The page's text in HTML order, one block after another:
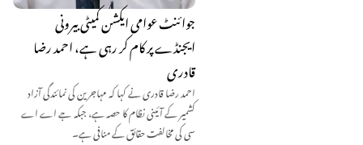
جوائنٹ عوامی ایکشن کمیٹی بیرونی
ایجنڈے پر کام کر رہی ہے، احمد رضا
قادری
احمد رضا قادری نے کہا کہ مہاجرین کی نمائندگی آزاد
کشمیر کے آئینی نظام کا حصہ ہے، جبکہ جے اے اے
سی کی مخالفت حقائق کے منافی ہے۔